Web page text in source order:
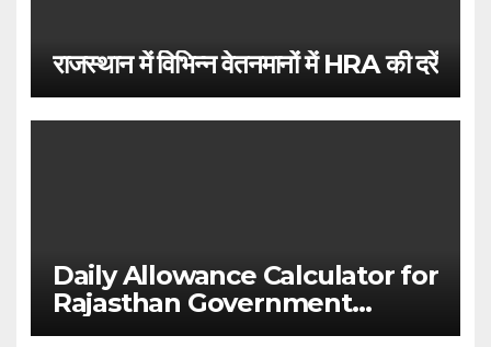
राजस्थान में विभिन्न वेतनमानों में HRA की दरें
Daily Allowance Calculator for
Rajasthan Government
Employees